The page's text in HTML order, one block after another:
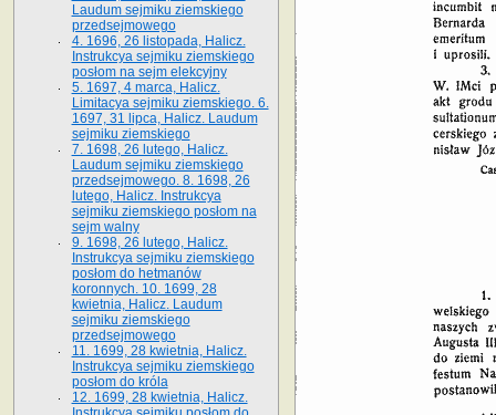
Laudum sejmiku ziemskiego
przedsejmowego
4. 1696, 26 listopada, Halicz.
Instrukcya sejmiku ziemskiego
posłom na sejm elekcyjny
5. 1697, 4 marca, Halicz.
Limitacya sejmiku ziemskiego. 6.
1697, 31 lipca, Halicz. Laudum
sejmiku ziemskiego
7. 1698, 26 lutego, Halicz.
Laudum sejmiku ziemskiego
przedsejmowego. 8. 1698, 26
lutego, Halicz. Instrukcya
sejmiku ziemskiego posłom na
sejm walny
9. 1698, 26 lutego, Halicz.
Instrukcya sejmiku ziemskiego
posłom do hetmanów
koronnych. 10. 1699, 28
kwietnia, Halicz. Laudum
sejmiku ziemskiego
przedsejmowego
11. 1699, 28 kwietnia, Halicz.
Instrukcya sejmiku ziemskiego
posłom do króla
12. 1699, 28 kwietnia, Halicz.